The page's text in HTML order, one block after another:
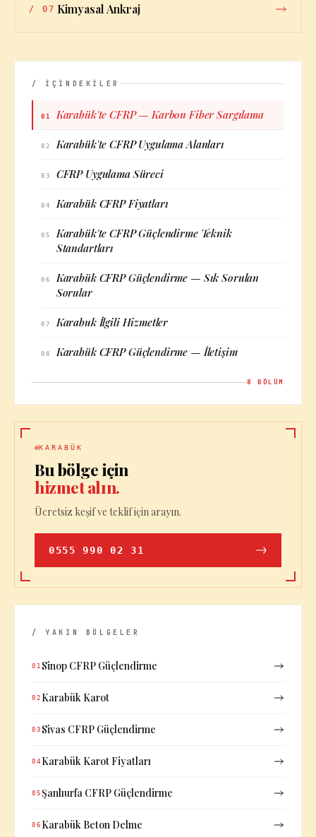
/ 07 Kimyasal Ankraj
/ İÇİNDEKİLER
01 Karabük'te CFRP — Karbon Fiber Sargılama
02 Karabük'te CFRP Uygulama Alanları
03 CFRP Uygulama Süreci
04 Karabük CFRP Fiyatları
05
Karabük'te CFRP Güçlendirme Teknik
Standartları
06
Karabük CFRP Güçlendirme — Sık Sorulan
Sorular
07 Karabuk İlgili Hizmetler
08 Karabük CFRP Güçlendirme — İletişim
8 BÖLÜM
KARABÜK
Bu bölge için
hizmet alın.
Ücretsiz keşif ve teklif için arayın.
0555 990 02 31
/ YAKIN BÖLGELER
01 Sinop CFRP Güçlendirme
02 Karabük Karot
03 Sivas CFRP Güçlendirme
04 Karabük Karot Fiyatları
05 Şanlıurfa CFRP Güçlendirme
06 Karabük Beton Delme